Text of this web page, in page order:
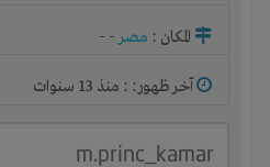
المكان : مصر-
-
آخر ظهور: : منذ 13 سنوات
m.princ_kamar